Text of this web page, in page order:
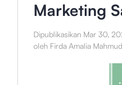
Marketing
Dipublikasikan Mar 30,
oleh Firda Amalia Mahmud